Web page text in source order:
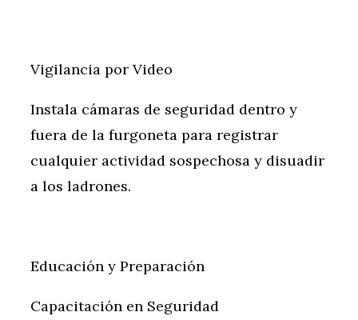
Vigilancia por Video
Instala cámaras de seguridad dentro y
fuera de la furgoneta para registrar
cualquier actividad sospechosa y disuadir
a los ladrones.
Educación y Preparación
Capacitación en Seguridad